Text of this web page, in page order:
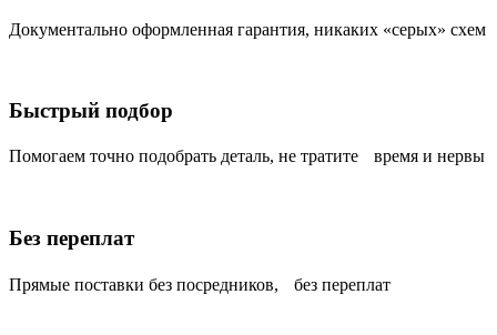
Документально оформленная гарантия, никаких «серых» схем
Быстрый подбор
Помогаем точно подобрать деталь, не тратите время и нервы
Без переплат
Прямые поставки без посредников, без переплат